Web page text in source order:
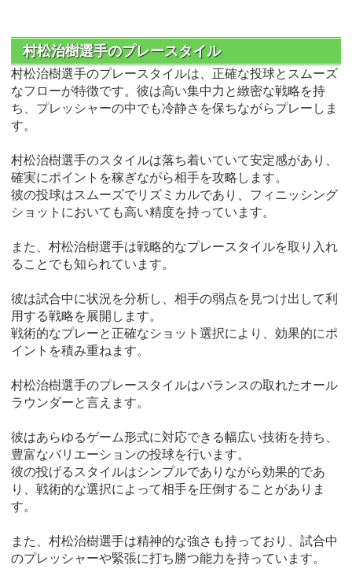
村松治樹選手のプレースタイル
村松治樹選手のプレースタイルは、正確な投球とスムーズ
なフローが特徴です。彼は高い集中力と緻密な戦略を持
ち、プレッシャーの中でも冷静さを保ちながらプレーしま
す。
村松治樹選手のスタイルは落ち着いていて安定感があり、
確実にポイントを稼ぎながら相手を攻略します。
彼の投球はスムーズでリズミカルであり、フィニッシング
ショットにおいても高い精度を持っています。
また、村松治樹選手は戦略的なプレースタイルを取り入れ
ることでも知られています。
彼は試合中に状況を分析し、相手の弱点を見つけ出して利
用する戦略を展開します。
戦術的なプレーと正確なショット選択により、効果的にポ
イントを積み重ねます。
村松治樹選手のプレースタイルはバランスの取れたオール
ラウンダーと言えます。
彼はあらゆるゲーム形式に対応できる幅広い技術を持ち、
豊富なバリエーションの投球を行います。
彼の投げるスタイルはシンプルでありながら効果的であ
り、戦術的な選択によって相手を圧倒することがありま
す。
また、村松治樹選手は精神的な強さも持っており、試合中
のプレッシャーや緊張に打ち勝つ能力を持っています。